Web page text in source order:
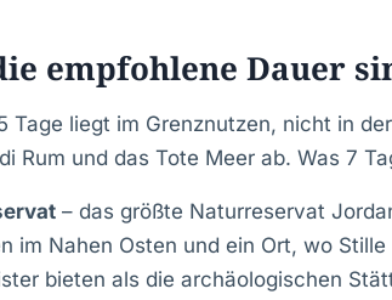
empfohlene Dauer
Tage liegt im Grenznutzen, nicht in
Rum und das Tote Meer ab. Was 7
– das größte Naturreservat
im Nahen Osten und ein Ort, wo
bieten als die archäologischen